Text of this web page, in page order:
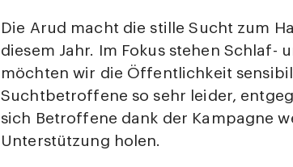
Die Arud macht die stille Sucht zum
diesem Jahr. Im Fokus stehen Schlaf-
möchten wir die Öffentlichkeit
Suchtbetroffene so sehr leider,
sich Betroffene dank der Kampagne
Unterstützung holen.